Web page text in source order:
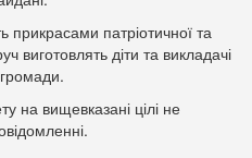
прикрасами патріотичної та
виготовлять діти та викладачі
громади.
на вищевказані цілі не